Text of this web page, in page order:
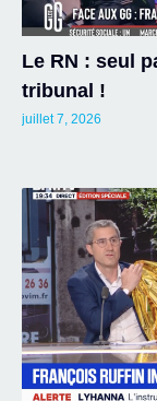
Le RN : seul
tribunal !
juillet 7, 2026